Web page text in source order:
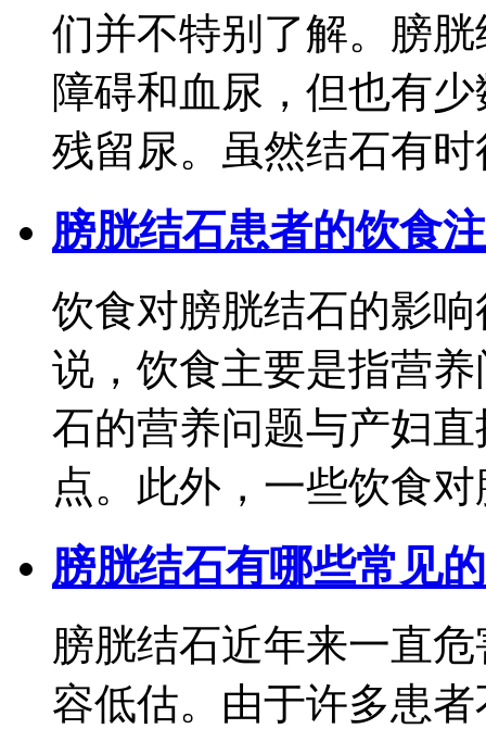
们并不特别了解。膀
障碍和血尿，但也有
残留尿。虽然结石有时
膀胱结石患者的饮食
饮食对膀胱结石的影
说，饮食主要是指营
石的营养问题与产妇
点。此外，一些饮食
膀胱结石有哪些常见
膀胱结石近年来一直
容低估。由于许多患